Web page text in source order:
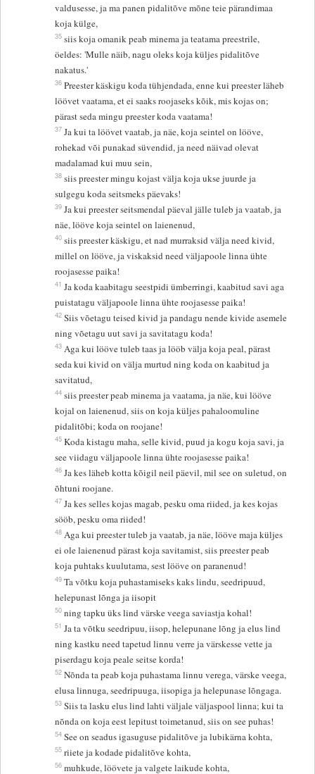
valdusesse, ja ma panen pidalitõve mõne teie pärandimaa
koja külge,
35 siis koja omanik peab minema ja teatama preestrile,
öeldes: 'Mulle näib, nagu oleks koja küljes pidalitõve
nakatus.'
36 Preester käskigu koda tühjendada, enne kui preester läheb
löövet vaatama, et ei saaks roojaseks kõik, mis kojas on;
pärast seda mingu preester koda vaatama!
37 Ja kui ta löövet vaatab, ja näe, koja seintel on lööve,
rohekad või punakad süvendid, ja need näivad olevat
madalamad kui muu sein,
38 siis preester mingu kojast välja koja ukse juurde ja
sulgegu koda seitsmeks päevaks!
39 Ja kui preester seitsmendal päeval jälle tuleb ja vaatab, ja
näe, lööve koja seintel on laienenud,
40 siis preester käskigu, et nad murraksid välja need kivid,
millel on lööve, ja viskaksid need väljapoole linna ühte
roojasesse paika!
41 Ja koda kaabitagu seestpidi ümberringi, kaabitud savi aga
puistatagu väljapoole linna ühte roojasesse paika!
42 Siis võetagu teised kivid ja pandagu nende kivide asemele
ning võetagu uut savi ja savitatagu koda!
43 Aga kui lööve tuleb taas ja lööb välja koja peal, pärast
seda kui kivid on välja murtud ning koda on kaabitud ja
savitatud,
44 siis preester peab minema ja vaatama, ja näe, kui lööve
kojal on laienenud, siis on koja küljes pahaloomuline
pidalitõbi; koda on roojane!
45 Koda kistagu maha, selle kivid, puud ja kogu koja savi, ja
see viidagu väljapoole linna ühte roojasesse paika!
46 Ja kes läheb kotta kõigil neil päevil, mil see on suletud, on
õhtuni roojane.
47 Ja kes selles kojas magab, pesku oma riided, ja kes kojas
sööb, pesku oma riided!
48 Aga kui preester tuleb ja vaatab, ja näe, lööve maja küljes
ei ole laienenud pärast koja savitamist, siis preester peab
koja puhtaks kuulutama, sest lööve on paranenud!
49 Ta võtku koja puhastamiseks kaks lindu, seedripuud,
helepunast lõnga ja iisopit
50 ning tapku üks lind värske veega saviastja kohal!
51 Ja ta võtku seedripuu, iisop, helepunane lõng ja elus lind
ning kastku need tapetud linnu verre ja värskesse vette ja
piserdagu koja peale seitse korda!
52 Nõnda ta peab koja puhastama linnu verega, värske veega,
elusa linnuga, seedripuuga, iisopiga ja helepunase lõngaga.
53 Siis ta lasku elus lind lahti väljale väljaspool linna; kui ta
nõnda on koja eest lepitust toimetanud, siis on see puhas!
54 See on seadus igasuguse pidalitõve ja lubikärna kohta,
55 riiete ja kodade pidalitõve kohta,
56 muhkude, löövete ja valgete laikude kohta,